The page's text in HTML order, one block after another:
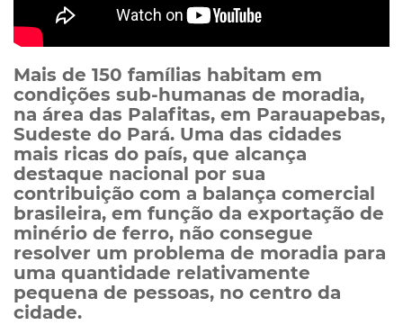
Mais de 150 famílias habitam em
condições sub-humanas de moradia,
na área das Palafitas, em Parauapebas,
Sudeste do Pará. Uma das cidades
mais ricas do país, que alcança
destaque nacional por sua
contribuição com a balança comercial
brasileira, em função da exportação de
minério de ferro, não consegue
resolver um problema de moradia para
uma quantidade relativamente
pequena de pessoas, no centro da
cidade.